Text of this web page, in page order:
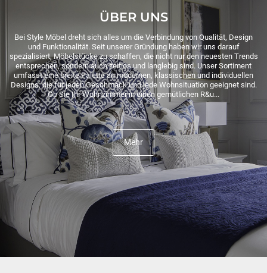
ÜBER UNS
Bei Style Möbel dreht sich alles um die Verbindung von Qualität, Design
und Funktionalität. Seit unserer Gründung haben wir uns darauf
spezialisiert, Möbelstücke zu schaffen, die nicht nur den neuesten Trends
entsprechen, sondern auch zeitlos und langlebig sind. Unser Sortiment
umfasst eine breite Palette an modernen, klassischen und individuellen
Designs, die für jeden Geschmack und jede Wohnsituation geeignet sind.
Ob Sie Ihr Wohnzimmer in einen gemütlichen R&u...
Mehr